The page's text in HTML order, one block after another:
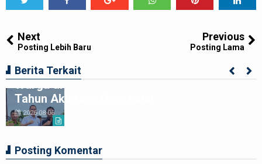
Next
Posting Lebih Baru
Previous
Posting Lama
Berita Terkait
Kolaborasi Apik Gubsu-DPRD Sumut-
Warga di Nias Utara: Jalan Rusak Puluhan
Tahun Akhirnya Diperbaiki
2026-08-06
Posting Komentar